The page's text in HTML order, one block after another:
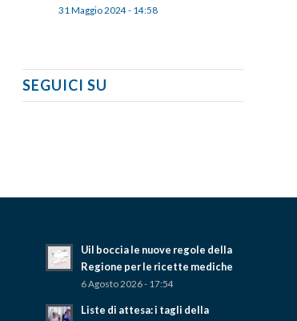
31 Maggio 2024 - 14:58
SEGUICI SU
Uil boccia le nuove regole della
Regione per le ricette mediche
6 Agosto 2026 - 17:54
Liste di attesa: i tagli della